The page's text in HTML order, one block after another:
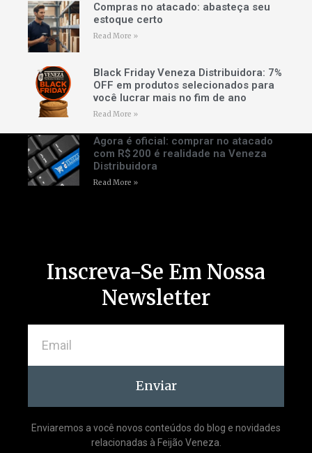
Compras no atacado: abasteça seu
estoque certo
Read More »
Black Friday Veneza Distribuidora: 7%
OFF em produtos selecionados para
você lucrar mais no fim de ano
Read More »
Agora é oficial: comprar no atacado
com R$ 200 é realidade na Veneza
Distribuidora
Read More »
Inscreva-Se Em Nossa
Newsletter
Enviar
Enviaremos a você novos conteúdos do blog e novidades
relacionadas à Feijão Veneza.